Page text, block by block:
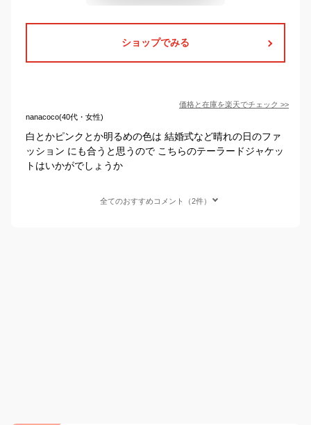
ショップでみる
価格と在庫を楽天でチェック >>
nanacoco(40代・女性)
白とかピンクとか明るめの色は 結婚式など晴れの日のファ
ッション にも合うと思うので こちらのテーラードジャケッ
トはいかがでしょうか
全てのおすすめコメント（2件）